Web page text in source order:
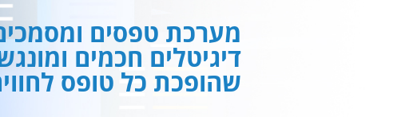
מערכת טפסים
דיגיטלים חכמים
שהופכת כל טופס